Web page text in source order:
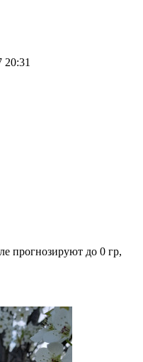
20:31
прогнозируют до 0 гр,